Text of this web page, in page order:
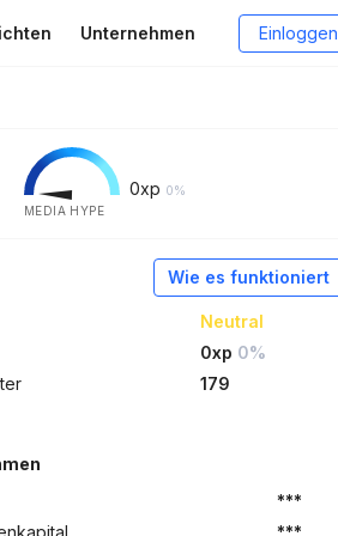
Unternehmen Einloggen
0xp 0%
MEDIA HYPE
Wie es funktioniert
Neutral
0xp 0%
179
***
***